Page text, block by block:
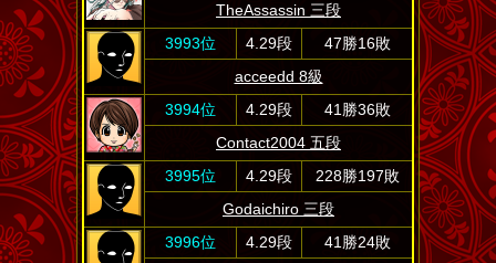
TheAssassin 三段
3993位
4.29段
47勝16敗
acceedd 8級
3994位
4.29段
41勝36敗
Contact2004 五段
3995位
4.29段
228勝197敗
Godaichiro 三段
3996位
4.29段
41勝24敗